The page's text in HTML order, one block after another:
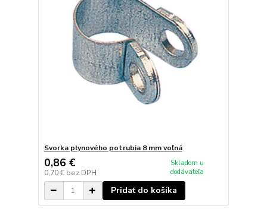
Svorka plynového potrubia 8 mm voľná
0,86 €
0,70 € bez DPH
Skladom u
dodávateľa
Pridať do košíka